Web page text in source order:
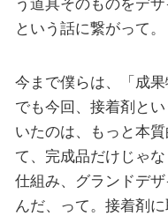
という話に繋がって。
今まで僕らは、「成果
でも今回、接着剤と
いたのは、もっと本
て、完成品だけじゃ
仕組み、グランドデ
んだ、って。接着剤